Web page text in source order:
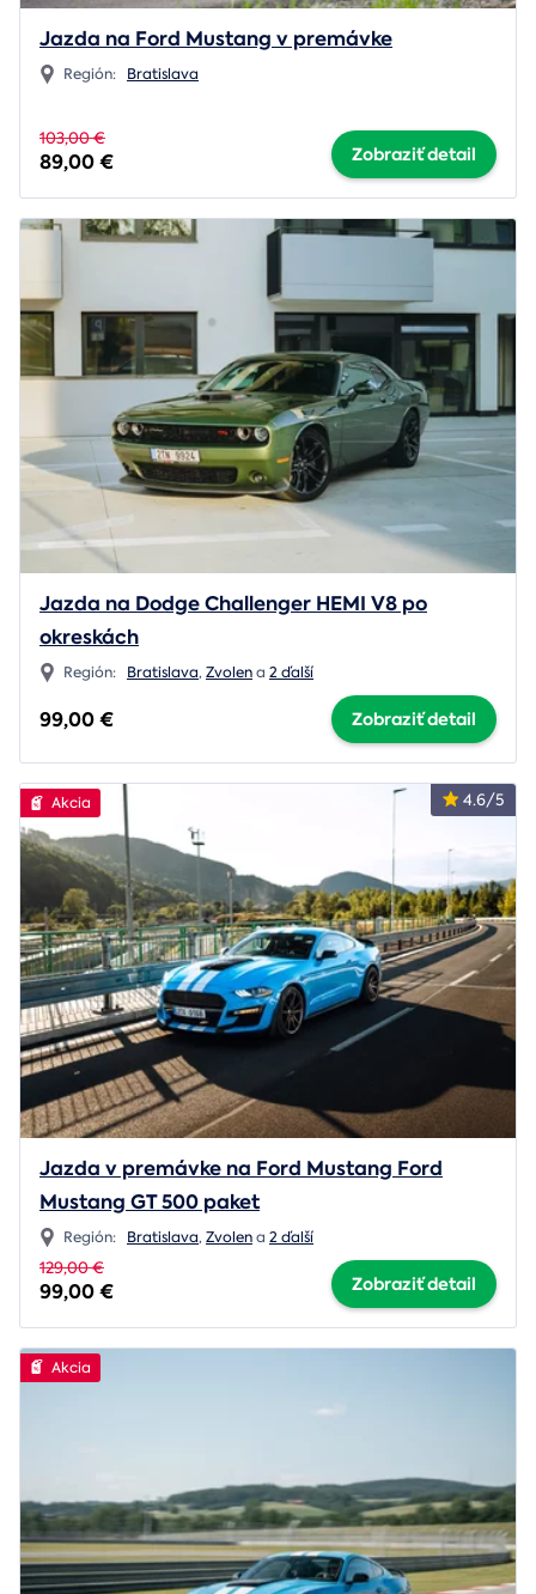
Jazda na Ford Mustang v premávke
Región: Bratislava
103,00 €
89,00 € Zobraziť detail
Jazda na Dodge Challenger HEMI V8 po
okreskách
Región: Bratislava,Zvolena 2 ďalší
99,00 € Zobraziť detail
4.6/5
Akcia
Jazda v premávke na Ford Mustang Ford
Mustang GT 500 paket
Región: Bratislava,Zvolena 2 ďalší
129,00 €
99,00 € Zobraziť detail
Akcia